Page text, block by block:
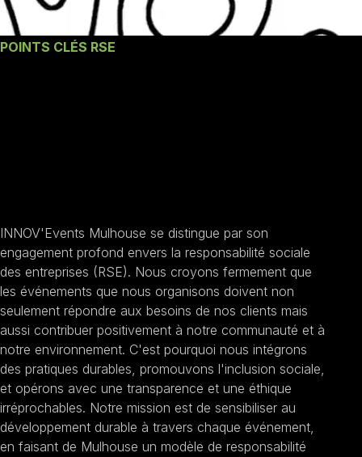
POINTS CLÉS RSE
INNOV'Events Mulhouse se distingue par son
engagement profond envers la responsabilité sociale
des entreprises (RSE). Nous croyons fermement que
les événements que nous organisons doivent non
seulement répondre aux besoins de nos clients mais
aussi contribuer positivement à notre communauté et à
notre environnement. C'est pourquoi nous intégrons
des pratiques durables, promouvons l'inclusion sociale,
et opérons avec une transparence et une éthique
irréprochables. Notre mission est de sensibiliser au
développement durable à travers chaque événement,
en faisant de Mulhouse un modèle de responsabilité